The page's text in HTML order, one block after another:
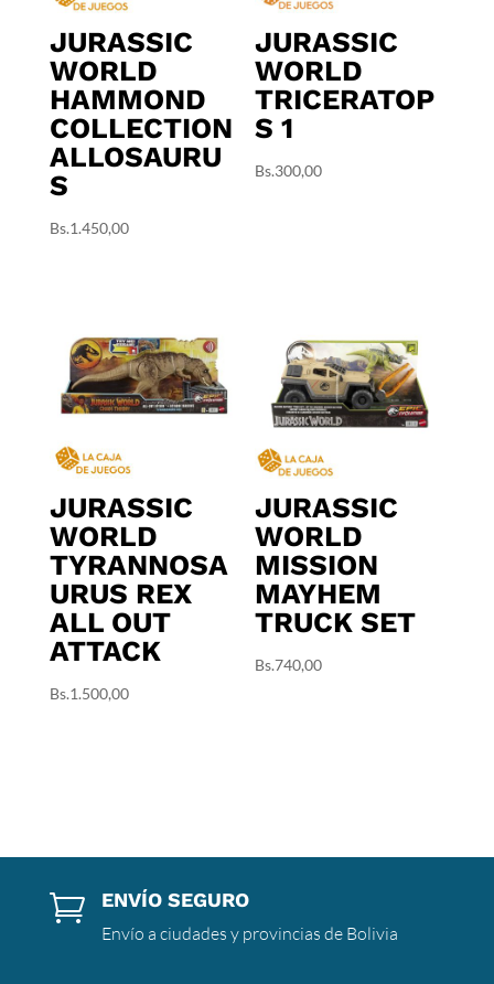
JURASSIC
WORLD
HAMMOND
COLLECTION
ALLOSAURU
S
Bs.1.450,00
JURASSIC
WORLD
TRICERATOP
S 1
Bs.300,00
JURASSIC
WORLD
TYRANNOSA
URUS REX
ALL OUT
ATTACK
Bs.1.500,00
JURASSIC
WORLD
MISSION
MAYHEM
TRUCK SET
Bs.740,00
 ENVÍO SEGURO
Envío a ciudades y provincias de Bolivia